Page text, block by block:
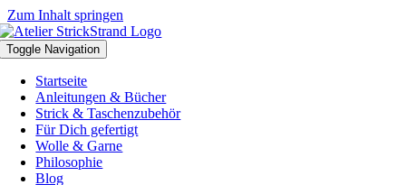
Zum Inhalt springen
Toggle Navigation
Startseite
Anleitungen & Bücher
Strick & Taschenzubehör
Für Dich gefertigt
Wolle & Garne
Philosophie
Blog